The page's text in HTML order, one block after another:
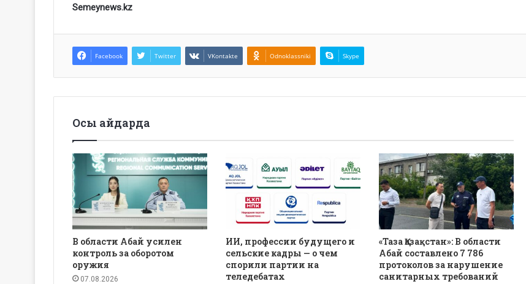
Semeynews.kz
Facebook Twitter VKontakte Odnoklassniki Skype
Осы айдарда
В области Абай усилен
контроль за оборотом
оружия
07.08.2026
ИИ, профессии будущего и
сельские кадры — о чем
спорили партии на
теледебатах
«Таза Қазақстан»: В области
Абай составлено 7 786
протоколов за нарушение
санитарных требований